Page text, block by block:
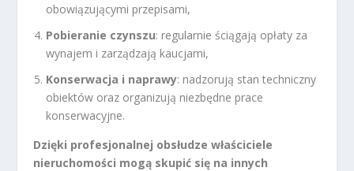
obowiązującymi przepisami,
Pobieranie czynszu: regularnie ściągają opłaty za
wynajem i zarządzają kaucjami,
Konserwacja i naprawy: nadzorują stan techniczny
obiektów oraz organizują niezbędne prace
konserwacyjne.
Dzięki profesjonalnej obsłudze właściciele
nieruchomości mogą skupić się na innych